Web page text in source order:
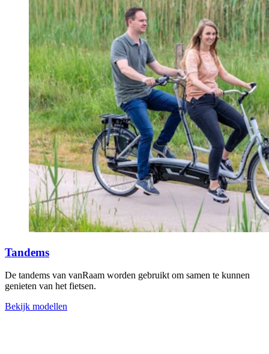
Tandems
De tandems van vanRaam worden gebruikt om samen te kunnen
genieten van het fietsen.
Bekijk modellen